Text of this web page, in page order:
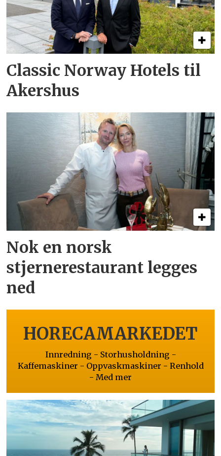
Classic Norway Hotels til
Akershus
Nok en norsk
stjernerestaurant legges
ned
HORECAMARKEDET
Innredning - Storhusholdning -
Kaffemaskiner - Oppvaskmaskiner - Renhold
- Med mer